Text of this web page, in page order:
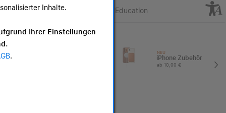
Retail Education
NEU
iPhone Zubehör
ab 10,00 €
Inhalte.
Ihrer Einstellungen
.